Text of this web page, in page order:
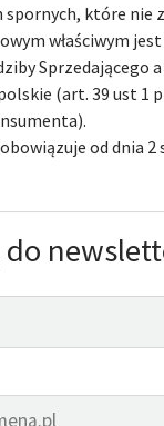
spornych, które nie
właściwym
Sprzedającego
(art. 39 ust 1
od dnia 2
do